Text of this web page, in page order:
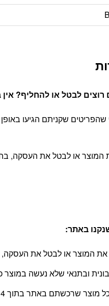
לבטל או להחליף? אין
שקניתם הגיעו
את העסקה, בהתאם להוראות חוק הגנת
באתר:
המוצר או לבטל את העסקה,
ובתנאי שלא נעשה
באתר בתוך 14 יום החל מהיום שהגיע לידיכם.